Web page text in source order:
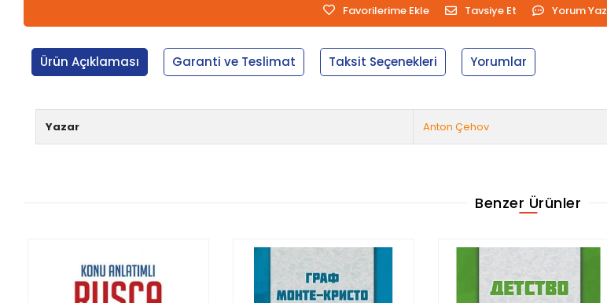
Favorilerime Ekle Tavsiye Et Yorum Yaz
Ürün Açıklaması Garanti ve Teslimat Taksit Seçenekleri Yorumlar
Yazar Anton Çehov
Benzer Ürünler